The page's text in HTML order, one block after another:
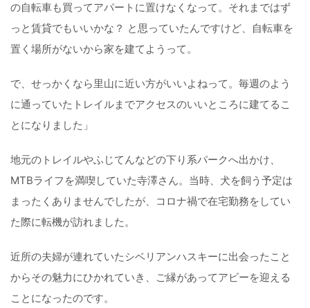
の自転車も買ってアパートに置けなくなって。それまではず
っと賃貸でもいいかな？ と思っていたんですけど、自転車を
置く場所がないから家を建てようって。
で、せっかくなら里山に近い方がいいよねって。毎週のよう
に通っていたトレイルまでアクセスのいいところに建てるこ
とになりました」
地元のトレイルやふじてんなどの下り系パークへ出かけ、
MTBライフを満喫していた寺澤さん。当時、犬を飼う予定は
まったくありませんでしたが、コロナ禍で在宅勤務をしてい
た際に転機が訪れました。
近所の夫婦が連れていたシベリアンハスキーに出会ったこと
からその魅力にひかれていき、ご縁があってアビーを迎える
ことになったのです。